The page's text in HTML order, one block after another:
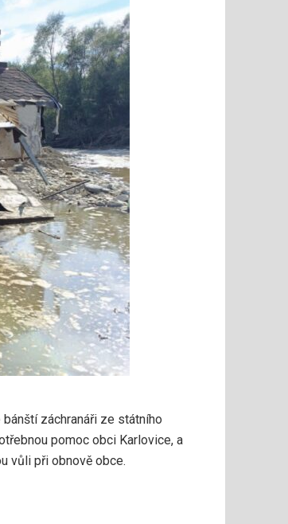
záchranáři ze státního
pomoc obci Karlovice, a
vůli při obnově obce.